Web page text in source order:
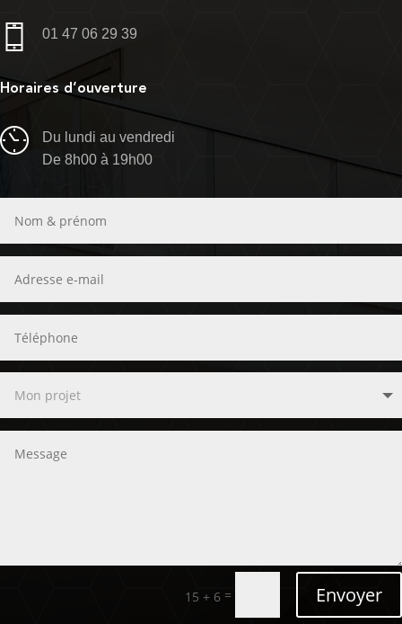
01 47 06 29 39
Horaires d’ouverture
Du lundi au vendredi
De 8h00 à 19h00
15 + 6 = Envoyer